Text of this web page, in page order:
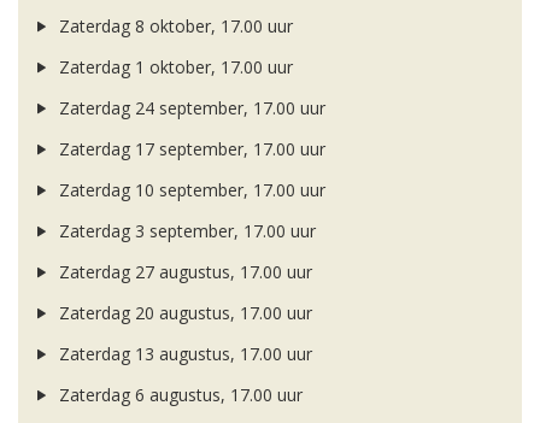
Zaterdag 8 oktober, 17.00 uur
Zaterdag 1 oktober, 17.00 uur
Zaterdag 24 september, 17.00 uur
Zaterdag 17 september, 17.00 uur
Zaterdag 10 september, 17.00 uur
Zaterdag 3 september, 17.00 uur
Zaterdag 27 augustus, 17.00 uur
Zaterdag 20 augustus, 17.00 uur
Zaterdag 13 augustus, 17.00 uur
Zaterdag 6 augustus, 17.00 uur